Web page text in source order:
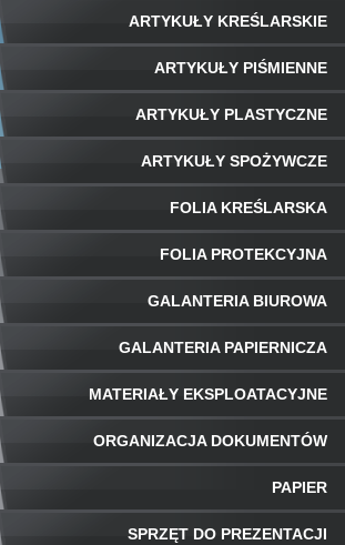
ARTYKUŁY KREŚLARSKIE
ARTYKUŁY PIŚMIENNE
ARTYKUŁY PLASTYCZNE
ARTYKUŁY SPOŻYWCZE
FOLIA KREŚLARSKA
FOLIA PROTEKCYJNA
GALANTERIA BIUROWA
GALANTERIA PAPIERNICZA
MATERIAŁY EKSPLOATACYJNE
ORGANIZACJA DOKUMENTÓW
PAPIER
SPRZĘT DO PREZENTACJI